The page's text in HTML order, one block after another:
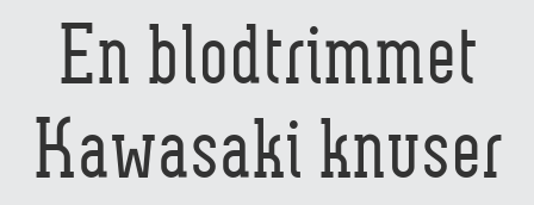
En blodtrimmet
Kawasaki knuser